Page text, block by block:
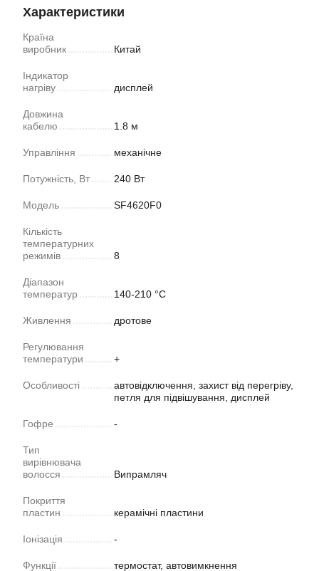
Характеристики
Країна
виробник
Китай
Індикатор
нагріву
дисплей
Довжина
кабелю
1.8 м
Управління механічне
Потужність, Вт 240 Вт
Модель SF4620F0
Кількість
температурних
режимів
8
Діапазон
температур
140-210 °С
Живлення дротове
Регулювання
температури
+
Особливості
автовідключення, захист від перегріву,
петля для підвішування, дисплей
Гофре -
Тип
вирівнювача
волосся
Випрамляч
Покриття
пластин
керамічні пластини
Іонізація -
Функції термостат, автовимкнення